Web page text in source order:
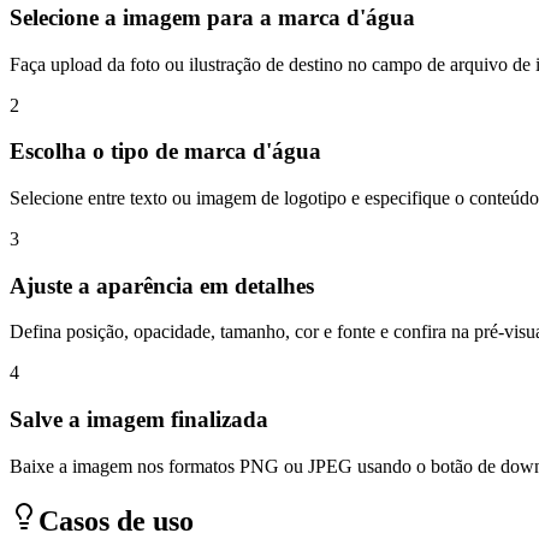
Selecione a imagem para a marca d'água
Faça upload da foto ou ilustração de destino no campo de arquivo de
2
Escolha o tipo de marca d'água
Selecione entre texto ou imagem de logotipo e especifique o conteúdo
3
Ajuste a aparência em detalhes
Defina posição, opacidade, tamanho, cor e fonte e confira na pré-
4
Salve a imagem finalizada
Baixe a imagem nos formatos PNG ou JPEG usando o botão de
Casos de uso